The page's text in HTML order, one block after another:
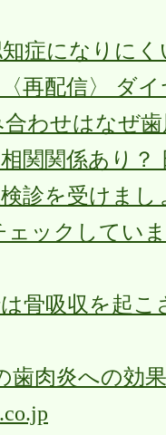
症になりに
再配信〉 ダ
わせはなぜ
関関係あり？
診を受けまし
ェックしてい
骨吸収を起
歯肉炎への効